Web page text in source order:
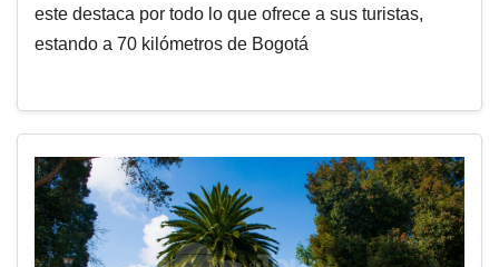
este destaca por todo lo que ofrece a sus turistas,
estando a 70 kilómetros de Bogotá